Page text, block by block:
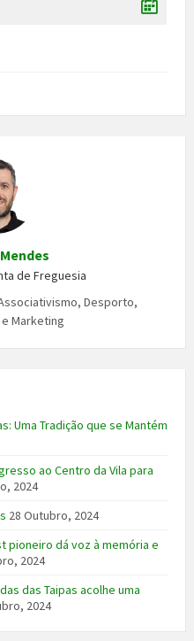
de Freguesia
Desporto,
Marketing
Uma Tradição que se Mantém
ao Centro da Vila para
2024
28 Outubro, 2024
pioneiro dá voz à memória e
2024
das Taipas acolhe uma
2024